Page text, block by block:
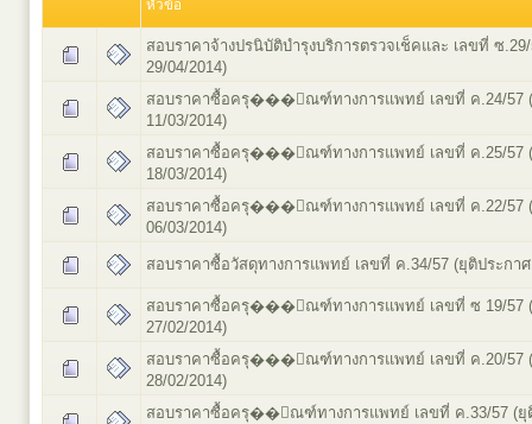
หัวข้อ
สอบราคาจ้างปรนิบัติบำรุงบริการตรวจเช็คและ เลขที่ ซ
29/04/2014)
สอบราคาซื้อครุ���ัณฑ์ทางการแพทย์ เลขที่ ค.24/57 (
11/03/2014)
สอบราคาซื้อครุ���ัณฑ์ทางการแพทย์ เลขที่ ค.25/57 (
18/03/2014)
สอบราคาซื้อครุ���ัณฑ์ทางการแพทย์ เลขที่ ค.22/57 (
06/03/2014)
สอบราคาซื้อวัสดุทางการแพทย์ เลขที่ ค.34/57 (ยุติประกาศ
สอบราคาซื้อครุ���ัณฑ์ทางการแพทย์ เลขที่ ซ 19/57 (
27/02/2014)
สอบราคาซื้อครุ���ัณฑ์ทางการแพทย์ เลขที่ ค.20/57 (
28/02/2014)
สอบราคาซื้อครุ��ัณฑ์ทางการแพทย์ เลขที่ ค.33/57 (ยุ